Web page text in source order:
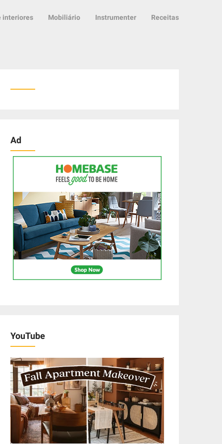
interiores Mobiliário Instrumenter Receitas
Ad
YouTube